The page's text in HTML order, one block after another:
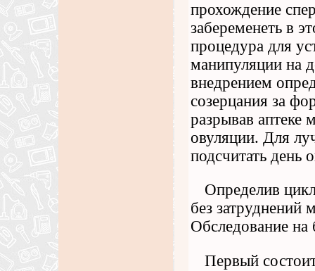
прохождение
забеременеть в
процедура для
манипуляции на
внедрением
созерцания за
разрывав аптеке
овуляции. Для
подсчитать день
Определив
без затруднений
Обследование на
Первый